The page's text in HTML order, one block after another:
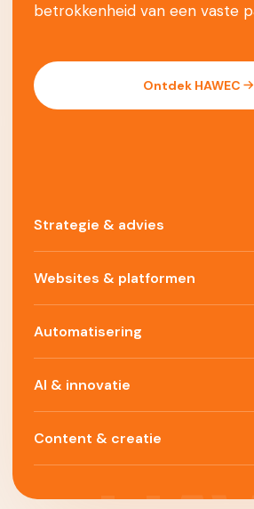
betrokkenheid van een vaste
Ontdek HAWEC
Strategie & advies
Websites & platformen
Automatisering
AI & innovatie
Content & creatie